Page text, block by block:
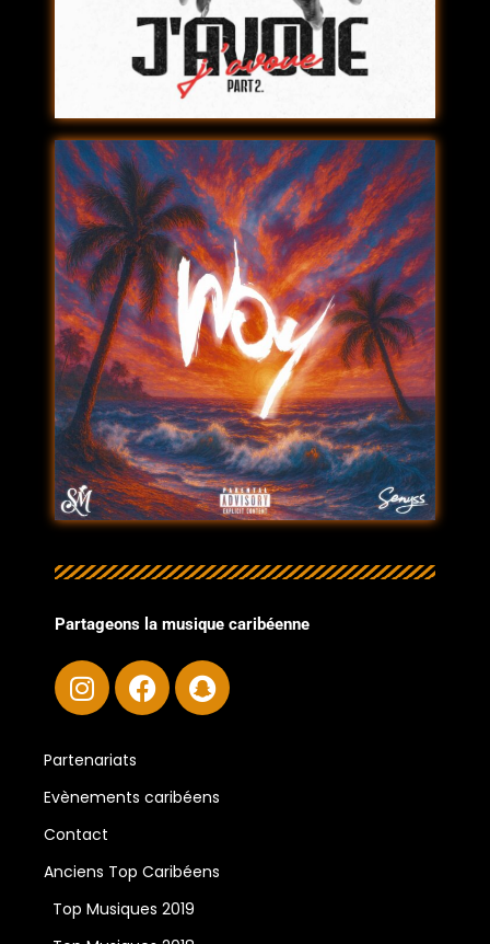
Partageons la musique caribéenne
Partenariats
Evènements caribéens
Contact
Anciens Top Caribéens
Top Musiques 2019